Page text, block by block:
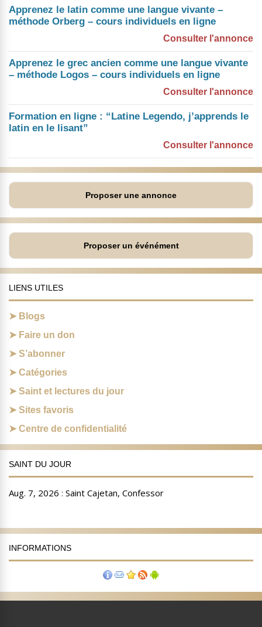
Apprenez le latin comme une langue vivante –
méthode Orberg – cours individuels en ligne
Consulter l'annonce
Apprenez le grec ancien comme une langue vivante
– méthode Logos – cours individuels en ligne
Consulter l'annonce
Formation en ligne : “Latine Legendo, j’apprends le
latin en le lisant”
Consulter l'annonce
Proposer une annonce
Proposer un événément
LIENS UTILES
Blogs
Faire un don
S’abonner
Catégories
Saint et lectures du jour
Sites favoris
Centre de confidentialité
SAINT DU JOUR
INFORMATIONS